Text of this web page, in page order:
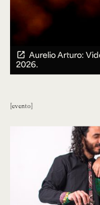
Aurelio Arturo:
2026.
evento